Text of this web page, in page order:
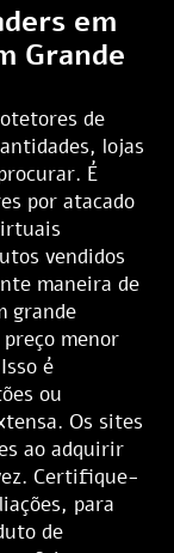
em
Grande
de
lojas
É
por atacado
vendidos
maneira de
grande
menor
é
ou
Os sites
ao adquirir
Certifique-
para
de